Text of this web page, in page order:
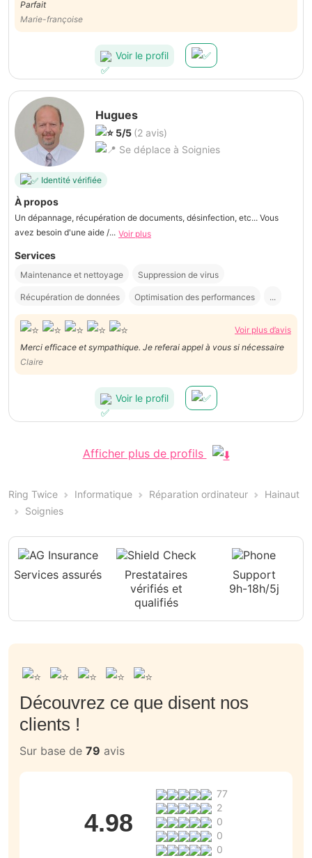
Parfait
Marie-françoise
Voir le profil
Hugues
5/5 (2 avis)
Se déplace à Soignies
Identité vérifiée
À propos
Un dépannage, récupération de documents, désinfection, etc... Vous
avez besoin d'une aide /... Voir plus
Services
Maintenance et nettoyage Suppression de virus
Récupération de données Optimisation des performances ...
Voir plus d’avis
Merci efficace et sympathique. Je referai appel à vous si nécessaire
Claire
Voir le profil
Afficher plus de profils
Ring Twice Informatique Réparation ordinateur
Hainaut
Soignies
Services assurés
Prestataires
vérifiés et
qualifiés
Support
9h-18h/5j
Découvrez ce que disent nos
clients !
Sur base de 79 avis
4.98
77
2
0
0
0